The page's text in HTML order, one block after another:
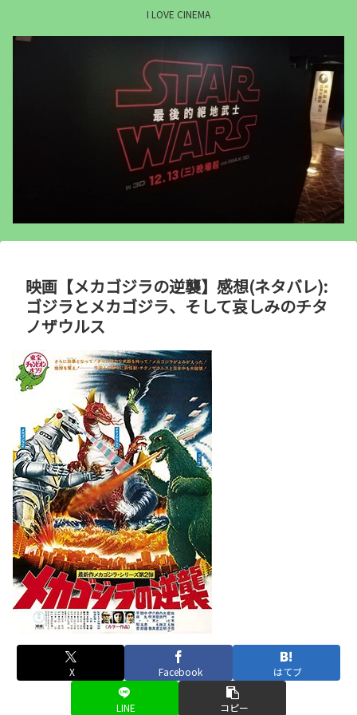
I LOVE CINEMA
映画【メカゴジラの逆襲】感想(ネタバレ):
ゴジラとメカゴジラ、そして哀しみのチタ
ノザウルス
X Facebook はてブ
LINE コピー